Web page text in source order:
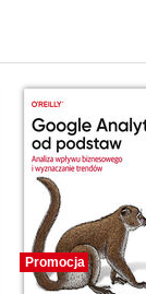
Promocja